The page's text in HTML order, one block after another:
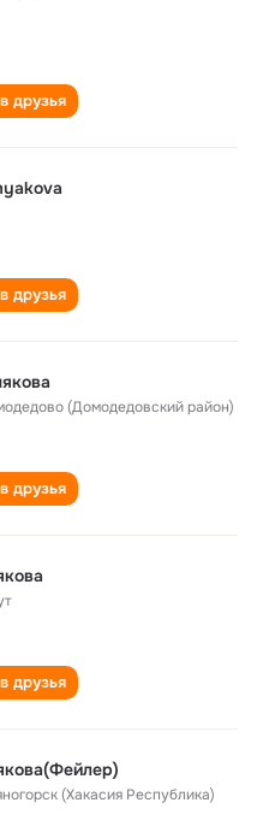
друзья
друзья
(Домодедовский район)
друзья
друзья
(Хакасия Республика)